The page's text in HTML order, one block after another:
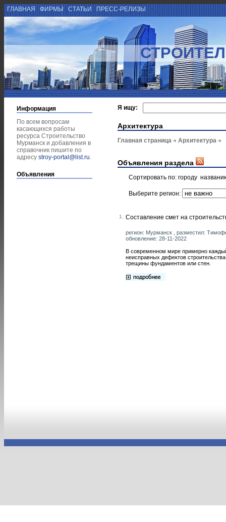
ГЛАВНАЯ ФИРМЫ СТАТЬИ ПРЕСС-РЕЛИЗЫ
Информация
По всем вопросам
касающихся работы
ресурса Строительство
Мурманск и добавления в
справочник пишите по
адресу stroy-portal@list.ru.
Объявления
Я ищу:
Архитектура
Главная страница Архитектура
Объявления раздела
Сортировать по: городу
Выберите регион:
1. Составление смет на
регион: Мурманск , разместил:
обновление: 28-11-2022
В современном мире примерно
неисправных дефектов
трещины фундаментов или стен.